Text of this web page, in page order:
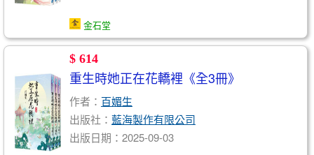
金石堂
$ 614
重生時她正在花轎裡《全3冊》
作者： 百媚生
出版社： 藍海製作有限公司
出版日期：2025-09-03